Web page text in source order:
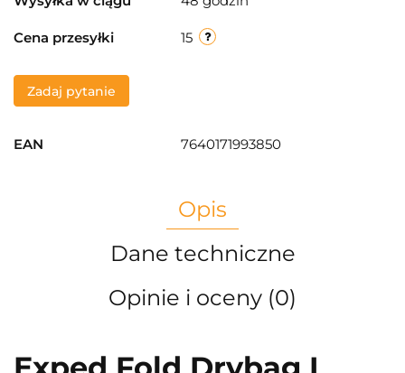
Cena przesyłki 15
Zadaj pytanie
EAN 7640171993850
Opis
Dane techniczne
Opinie i oceny (0)